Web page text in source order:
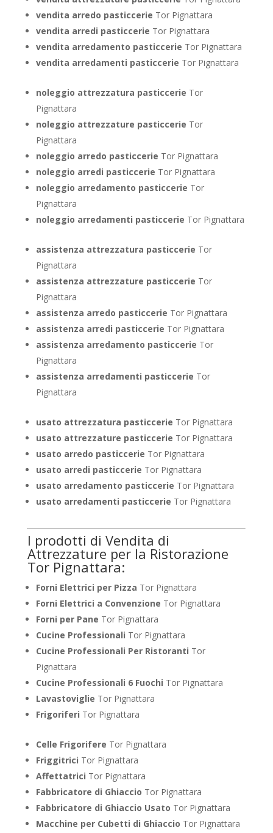
vendita arredo pasticcerie Tor Pignattara
vendita arredi pasticcerie Tor Pignattara
vendita arredamento pasticcerie Tor Pignattara
vendita arredamenti pasticcerie Tor Pignattara
noleggio attrezzatura pasticcerie Tor
Pignattara
noleggio attrezzature pasticcerie Tor
Pignattara
noleggio arredo pasticcerie Tor Pignattara
noleggio arredi pasticcerie Tor Pignattara
noleggio arredamento pasticcerie Tor
Pignattara
noleggio arredamenti pasticcerie Tor Pignattara
assistenza attrezzatura pasticcerie Tor
Pignattara
assistenza attrezzature pasticcerie Tor
Pignattara
assistenza arredo pasticcerie Tor Pignattara
assistenza arredi pasticcerie Tor Pignattara
assistenza arredamento pasticcerie Tor
Pignattara
assistenza arredamenti pasticcerie Tor
Pignattara
usato attrezzatura pasticcerie Tor Pignattara
usato attrezzature pasticcerie Tor Pignattara
usato arredo pasticcerie Tor Pignattara
usato arredi pasticcerie Tor Pignattara
usato arredamento pasticcerie Tor Pignattara
usato arredamenti pasticcerie Tor Pignattara
I prodotti di Vendita di
Attrezzature per la Ristorazione
Tor Pignattara:
Forni Elettrici per Pizza Tor Pignattara
Forni Elettrici a Convenzione Tor Pignattara
Forni per Pane Tor Pignattara
Cucine Professionali Tor Pignattara
Cucine Professionali Per Ristoranti Tor
Pignattara
Cucine Professionali 6 Fuochi Tor Pignattara
Lavastoviglie Tor Pignattara
Frigoriferi Tor Pignattara
Celle Frigorifere Tor Pignattara
Friggitrici Tor Pignattara
Affettatrici Tor Pignattara
Fabbricatore di Ghiaccio Tor Pignattara
Fabbricatore di Ghiaccio Usato Tor Pignattara
Macchine per Cubetti di Ghiaccio Tor Pignattara